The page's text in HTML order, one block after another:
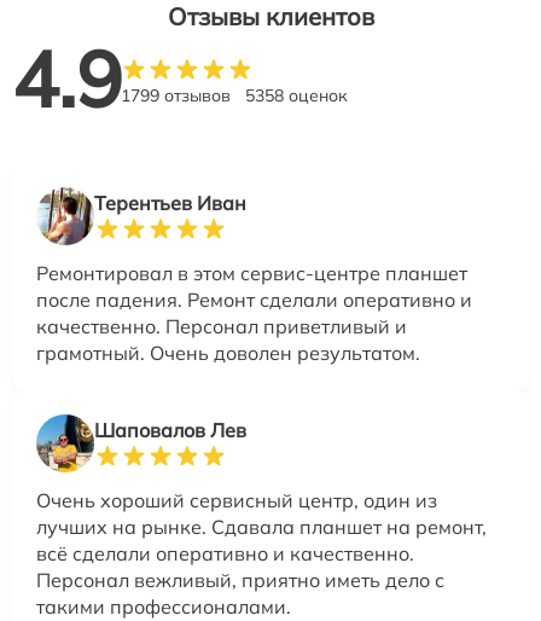
Отзывы клиентов
4.91799 отзывов 5358 оценок
Терентьев Иван
Ремонтировал в этом сервис-центре планшет
после падения. Ремонт сделали оперативно и
качественно. Персонал приветливый и
грамотный. Очень доволен результатом.
Шаповалов Лев
Очень хороший сервисный центр, один из
лучших на рынке. Сдавала планшет на ремонт,
всё сделали оперативно и качественно.
Персонал вежливый, приятно иметь дело с
такими профессионалами.